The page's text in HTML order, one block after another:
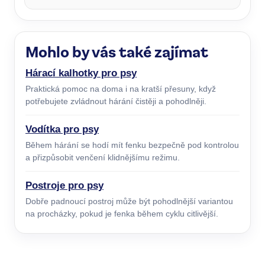
Mohlo by vás také zajímat
Hárací kalhotky pro psy
Praktická pomoc na doma i na kratší přesuny, když
potřebujete zvládnout hárání čistěji a pohodlněji.
Vodítka pro psy
Během hárání se hodí mít fenku bezpečně pod kontrolou
a přizpůsobit venčení klidnějšímu režimu.
Postroje pro psy
Dobře padnoucí postroj může být pohodlnější variantou
na procházky, pokud je fenka během cyklu citlivější.